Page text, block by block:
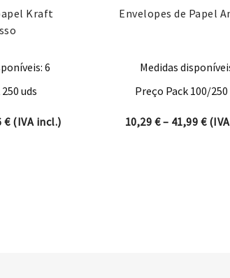
Kraft
6
uds
€Price range: 64,86 € through 118,46 €
(IVA incl.)
Envelopes de Papel
Medidas
Preço Pack 100/250
10,29 €– 41,99 €